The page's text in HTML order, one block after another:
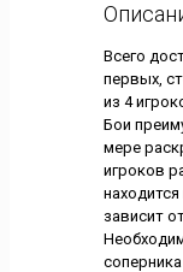
Всего
первых,
из 4
Бои
мере
игроков
зависит